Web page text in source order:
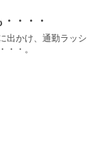
・・・
出かけ、通勤ラッシ
・・。